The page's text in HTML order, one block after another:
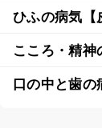
ひふの病気【
こころ・精神
口の中と歯の